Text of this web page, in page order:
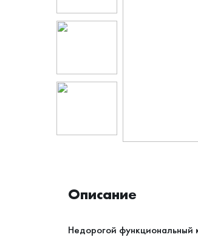
Описание
Недорогой функциональный